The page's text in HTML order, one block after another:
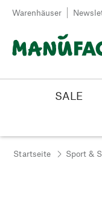
Zum Inhalt springen
Warenhäuser
SALE
Startseite Sport &